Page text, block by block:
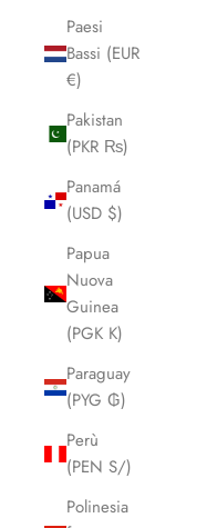
Paesi
Bassi (EUR
€)
Pakistan
(PKR ₨)
Panamá
(USD $)
Papua
Nuova
Guinea
(PGK K)
Paraguay
(PYG ₲)
Perù
(PEN S/)
Polinesia